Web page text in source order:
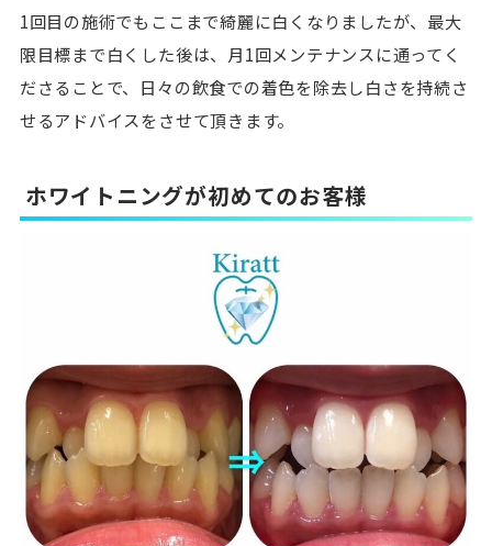
1回目の施術でもここまで綺麗に白くなりましたが、最大
限目標まで白くした後は、月1回メンテナンスに通ってく
ださることで、日々の飲食での着色を除去し白さを持続さ
せるアドバイスをさせて頂きます。
ホワイトニングが初めてのお客様